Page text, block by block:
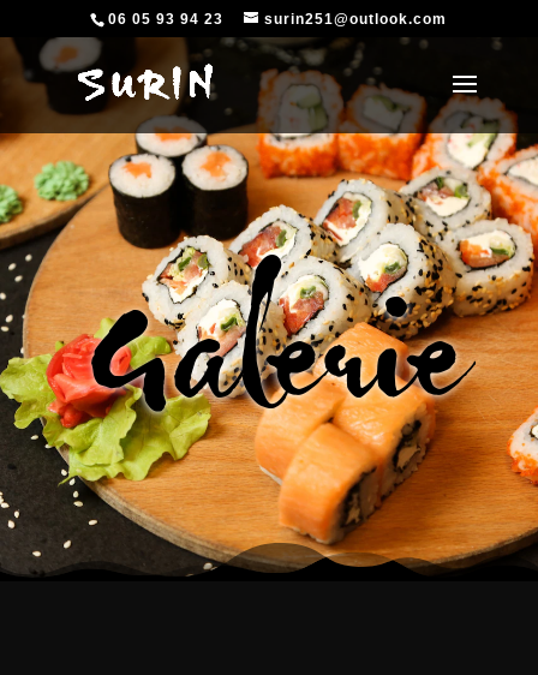
06 05 93 94 23 surin251@outlook.com
Galerie